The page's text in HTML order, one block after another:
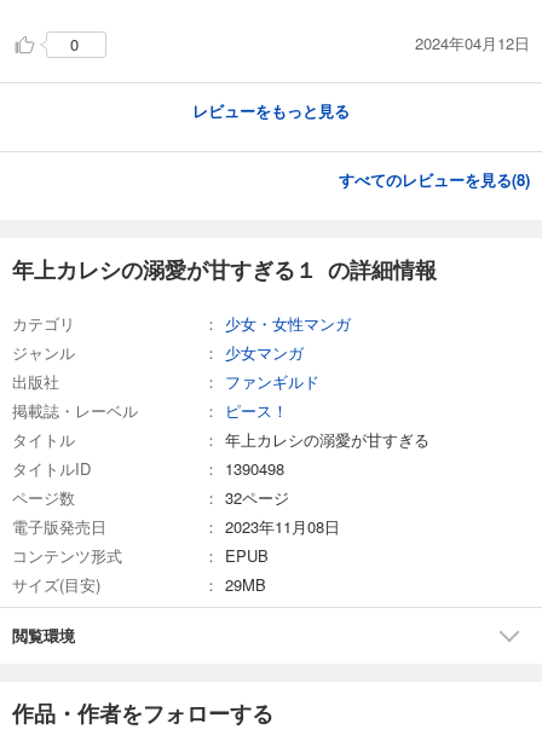
0 2024年04月12日
レビューをもっと見る
すべてのレビューを見る(8)
年上カレシの溺愛が甘すぎる１ の詳細情報
カテゴリ
少女・女性マンガ
ジャンル
少女マンガ
出版社
ファンギルド
掲載誌・レーベル
ピース！
タイトル
年上カレシの溺愛が甘すぎる
タイトルID
1390498
ページ数
32ページ
電子版発売日
2023年11月08日
コンテンツ形式
EPUB
サイズ(目安)
29MB
閲覧環境
作品・作者をフォローする